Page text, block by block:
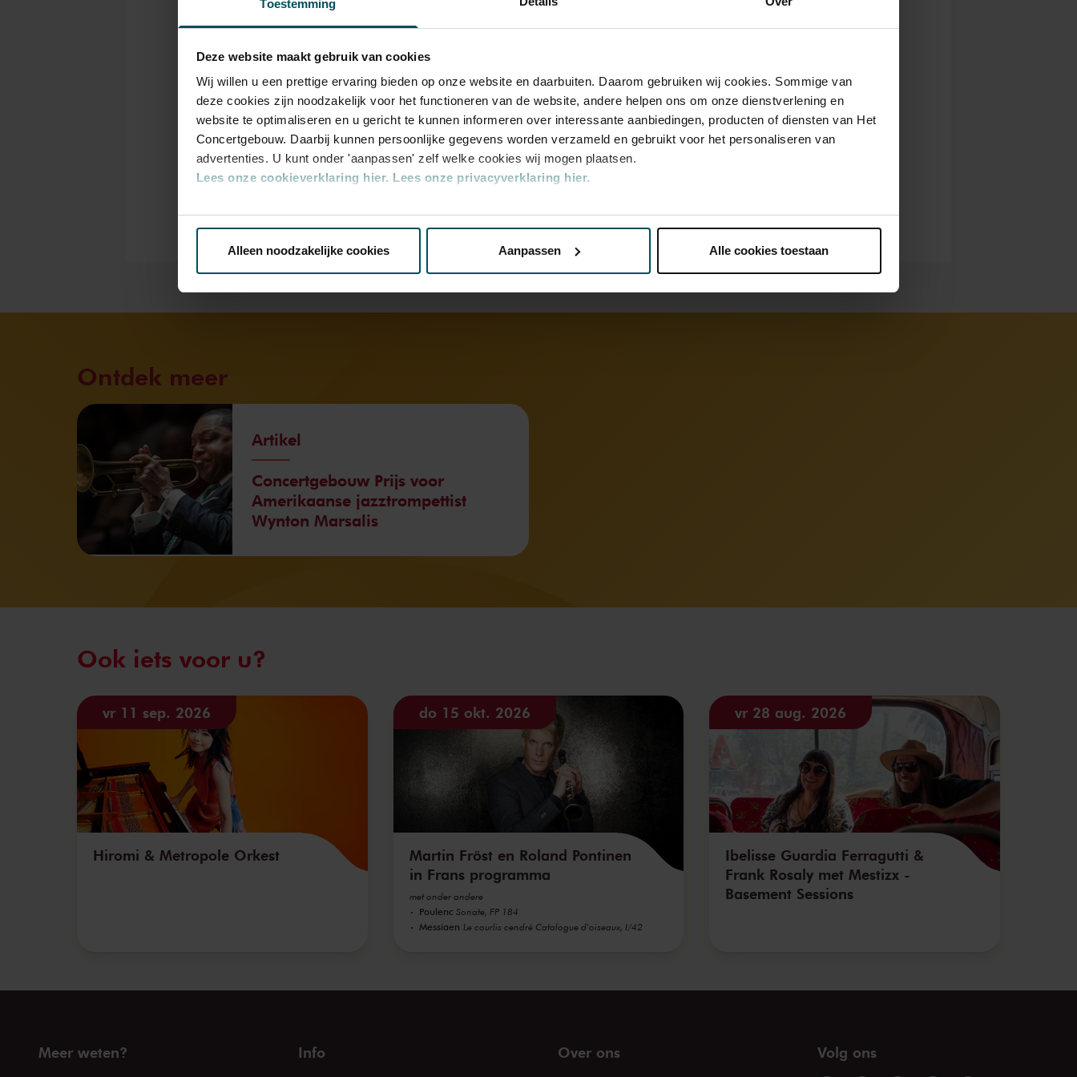
Toestemming
Deze website maakt gebruik van cookies
Wij willen u een prettige ervaring bieden op onze website en daarbuiten. Daarom gebruiken wij cookies. Sommige van
deze cookies zijn noodzakelijk voor het functioneren van de website, andere helpen ons om onze dienstverlening en
website te optimaliseren en u gericht te kunnen informeren over interessante aanbiedingen, producten of diensten van Het
Concertgebouw. Daarbij kunnen persoonlijke gegevens worden verzameld en gebruikt voor het personaliseren van
advertenties. U kunt onder 'aanpassen' zelf welke cookies wij mogen plaatsen.
Lees onze cookieverklaring hier. Lees onze privacyverklaring hier.
Via decookieverklaringop onze website kunt u uw toestemming op elk moment wijzigen of intrekken.
We werken samen met32 derdendie uw gegevens kunnen ontvangen en verwerken.
Alleen noodzakelijke cookies Aanpassen Alle cookies toestaan
samenwerken. Reageren op anderen, niet alleen op onszelf.’
Met dank aan de begunstigers van het Jazz Fonds.
Kaarten
Drankjes zijn bij de prijs inbegrepen. Ben je jonger dan 30 jaar?
Eventuele sprintkaarten zijn 4 uur van tevoren via de online
bestelflow beschikbaar.Meer informatie over sprintkaarten
Prijzen zijn exclusief transactiekosten: € 5 per bestelling. Wilt u
rolstoelplaatsen bestellen? Mail naar kassa@concertgebouw.nl
Ontdek meer
Artikel
Concertgebouw Prijs voor
Amerikaanse jazztrompettist
Wynton Marsalis
Ook iets voor u?
vr 11 sep. 2026
Hiromi & Metropole Orkest
do 15 okt. 2026
Martin Fröst en Roland Pontinen
in Frans programma
met onder andere
Poulenc Sonate, FP 184
Messiaen Le courlis cendré Catalogue d'oiseaux, I/42
vr 28 aug. 2026
Ibelisse Guardia Ferragutti &
Frank Rosaly met Mestizx -
Basement Sessions
Meer weten? Info Over ons Volg ons